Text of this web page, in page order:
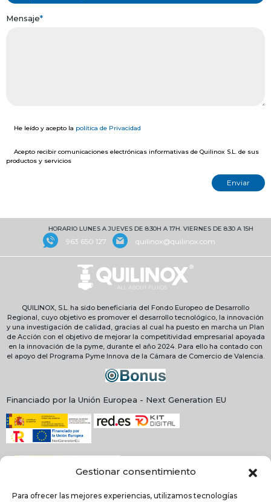
Gestionar consentimiento
Para ofrecer las mejores experiencias, utilizamos tecnologías
Mensaje*
He leído y acepto la política de Privacidad
Acepto recibir comunicaciones electrónicas informativas de Quilinox S.L. de sus
productos y servicios
HORARIO LUNES A JUEVES DE 8:30H A 17H. VIERNES DE 8:30 A 15H
963 650 127 quilinox@quilinox.com
QUILINOX, S.L. ha sido beneficiaria del Fondo Europeo de Desarrollo
Regional, cuyo objetivo es promover el desarrollo tecnológico, la innovación
y una investigación de calidad, gracias al cual ha puesto en marcha un Plan
de Acción con el objetivo de mejorar la competitividad empresarial apoyada
en la innovación de la pyme, durante el año 2024. Para ello ha contado con
el apoyo del Programa Pyme Innova de la Cámara de Comercio de Valencia.
Financiado por la Unión Europea - Next Generation EU